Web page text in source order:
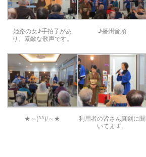
姫路の女♪手拍子があ
り、素敵な歌声です。
♪播州音頭
★～(^^)/～★
利用者の皆さん真剣に聞
いてます。